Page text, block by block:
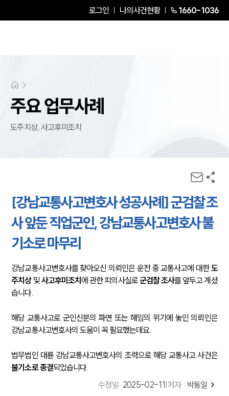
로그인 나의사건현황 1660-1036
주요 업무사례
도주치상, 사고후미조치
[강남교통사고변호사 성공사례] 군검찰 조
사 앞둔 직업군인, 강남교통사고변호사 불
기소로 마무리
강남교통사고변호사를 찾아오신 의뢰인은 운전 중 교통사고에 대한도
주치상및사고후미조치 에 관한 피의사실로군검찰 조사를 앞두고 계셨
습니다.
해당 교통사고로 군인신분의 파면 또는 해임의 위기에 놓인 의뢰인은
강남교통사고변호사의 도움이 꼭 필요했는데요.
법무법인 대륜 강남교통사고변호사의 조력으로 해당 교통사고 사건은
불기소로 종결되었습니다.
수정일: 2025-02-11 저자 : 박동일